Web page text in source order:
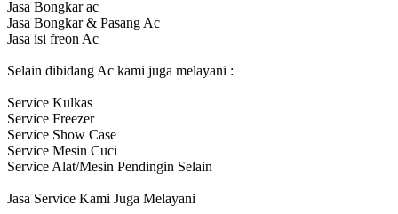
Jasa Bongkar ac
Jasa Bongkar & Pasang Ac
Jasa isi freon Ac
Selain dibidang Ac kami juga melayani :
Service Kulkas
Service Freezer
Service Show Case
Service Mesin Cuci
Service Alat/Mesin Pendingin Selain
Jasa Service Kami Juga Melayani